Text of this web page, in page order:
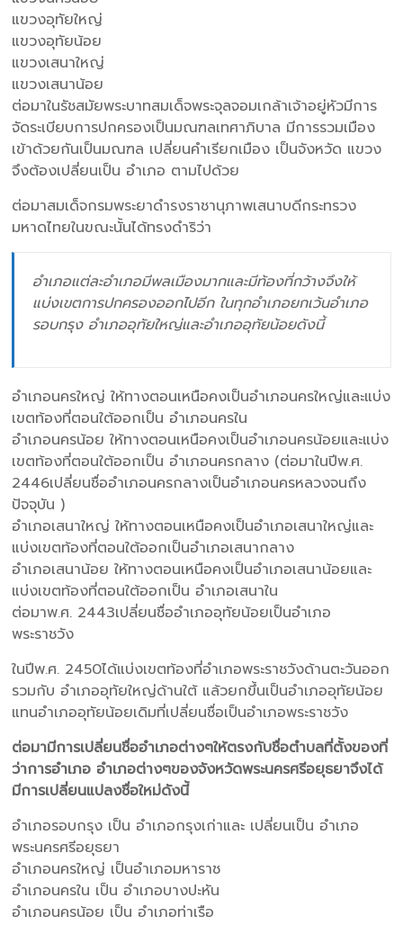
แขวงอุทัยใหญ่
แขวงอุทัยน้อย
แขวงเสนาใหญ่
แขวงเสนาน้อย
ต่อมาในรัชสมัยพระบาทสมเด็จพระจุลจอมเกล้าเจ้าอยู่หัวมีการ
จัดระเบียบการปกครองเป็นมณฑลเทศาภิบาล มีการรวมเมือง
เข้าด้วยกันเป็นมณฑล เปลี่ยนคำเรียกเมือง เป็นจังหวัด แขวง
จึงต้องเปลี่ยนเป็น อำเภอ ตามไปด้วย
ต่อมาสมเด็จกรมพระยาดำรงราชานุภาพเสนาบดีกระทรวง
มหาดไทยในขณะนั้นได้ทรงดำริว่า
อำเภอแต่ละอำเภอมีพลเมืองมากและมีท้องที่กว้างจึงให้
แบ่งเขตการปกครองออกไปอีก ในทุกอำเภอยกเว้นอำเภอ
รอบกรุง อำเภออุทัยใหญ่และอำเภออุทัยน้อยดังนี้
อำเภอนครใหญ่ ให้ทางตอนเหนือคงเป็นอำเภอนครใหญ่และแบ่ง
เขตท้องที่ตอนใต้ออกเป็น อำเภอนครใน
อำเภอนครน้อย ให้ทางตอนเหนือคงเป็นอำเภอนครน้อยและแบ่ง
เขตท้องที่ตอนใต้ออกเป็น อำเภอนครกลาง (ต่อมาในปีพ.ศ.
2446เปลี่ยนชื่ออำเภอนครกลางเป็นอำเภอนครหลวงจนถึง
ปัจจุบัน )
อำเภอเสนาใหญ่ ให้ทางตอนเหนือคงเป็นอำเภอเสนาใหญ่และ
แบ่งเขตท้องที่ตอนใต้ออกเป็นอำเภอเสนากลาง
อำเภอเสนาน้อย ให้ทางตอนเหนือคงเป็นอำเภอเสนาน้อยและ
แบ่งเขตท้องที่ตอนใต้ออกเป็น อำเภอเสนาใน
ต่อมาพ.ศ. 2443เปลี่ยนชื่ออำเภออุทัยน้อยเป็นอำเภอ
พระราชวัง
ในปีพ.ศ. 2450ได้แบ่งเขตท้องที่อำเภอพระราชวังด้านตะวันออก
รวมกับ อำเภออุทัยใหญ่ด้านใต้ แล้วยกขึ้นเป็นอำเภออุทัยน้อย
แทนอำเภออุทัยน้อยเดิมที่เปลี่ยนชื่อเป็นอำเภอพระราชวัง
ต่อมามีการเปลี่ยนชื่ออำเภอต่างๆให้ตรงกับชื่อตำบลที่ตั้งของที่
ว่าการอำเภอ อำเภอต่างๆของจังหวัดพระนครศรีอยุธยาจึงได้
มีการเปลี่ยนแปลงชื่อใหม่ดังนี้
อำเภอรอบกรุง เป็น อำเภอกรุงเก่าและ เปลี่ยนเป็น อำเภอ
พระนครศรีอยุธยา
อำเภอนครใหญ่ เป็นอำเภอมหาราช
อำเภอนครใน เป็น อำเภอบางปะหัน
อำเภอนครน้อย เป็น อำเภอท่าเรือ